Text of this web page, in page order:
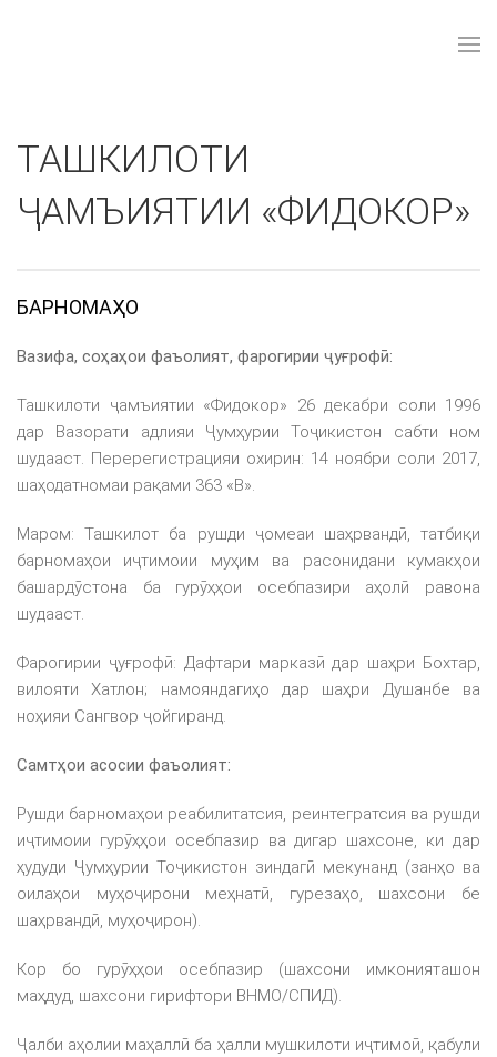
ТАШКИЛОТИ
ҶАМЪИЯТИИ «ФИДОКОР»
БАРНОМАҲО
Вазифа, соҳаҳои фаъолият, фарогирии ҷуғрофӣ:
Ташкилоти ҷамъиятии «Фидокор» 26 декабри соли 1996
дар Вазорати адлияи Ҷумҳурии Тоҷикистон сабти ном
шудааст. Перерегистрацияи охирин: 14 ноябри соли 2017,
шаҳодатномаи рақами 363 «В».
Маром: Ташкилот ба рушди ҷомеаи шаҳрвандӣ, татбиқи
барномаҳои иҷтимоии муҳим ва расонидани кумакҳои
башардӯстона ба гурӯҳҳои осебпазири аҳолӣ равона
шудааст.
Фарогирии ҷуғрофӣ: Дафтари марказӣ дар шаҳри Бохтар,
вилояти Хатлон; намояндагиҳо дар шаҳри Душанбе ва
ноҳияи Сангвор ҷойгиранд.
Самтҳои асосии фаъолият:
Рушди барномаҳои реабилитатсия, реинтегратсия ва рушди
иҷтимоии гурӯҳҳои осебпазир ва дигар шахсоне, ки дар
ҳудуди Ҷумҳурии Тоҷикистон зиндагӣ мекунанд (занҳо ва
оилаҳои муҳоҷирони меҳнатӣ, гурезаҳо, шахсони бе
шаҳрвандӣ, муҳоҷирон).
Кор бо гурӯҳҳои осебпазир (шахсони имконияташон
маҳдуд, шахсони гирифтори ВНМО/СПИД).
Ҷалби аҳолии маҳаллӣ ба ҳалли мушкилоти иҷтимоӣ, қабули